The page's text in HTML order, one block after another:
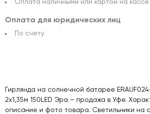
Оплата для юридических лиц
По счету
Гирлянда на солнечной батарее
2х1,35м 150LED Эра – продажа в Уфе.
описание и фото товара. Светильники на